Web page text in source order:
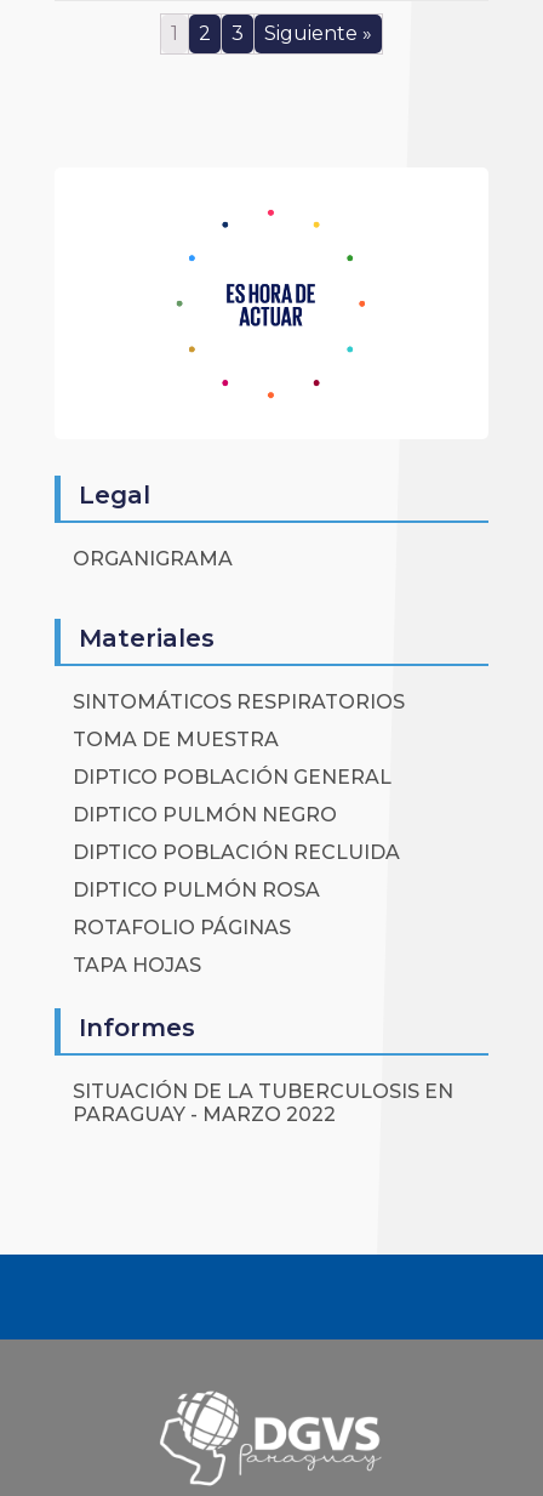
1 2 3 Siguiente »
Legal
ORGANIGRAMA
Materiales
SINTOMÁTICOS RESPIRATORIOS
TOMA DE MUESTRA
DIPTICO POBLACIÓN GENERAL
DIPTICO PULMÓN NEGRO
DIPTICO POBLACIÓN RECLUIDA
DIPTICO PULMÓN ROSA
ROTAFOLIO PÁGINAS
TAPA HOJAS
Informes
SITUACIÓN DE LA TUBERCULOSIS EN
PARAGUAY - MARZO 2022